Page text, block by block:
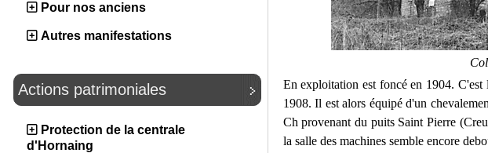
Pour nos anciens
Autres manifestations
Actions patrimoniales
Protection de la centrale
d'Hornaing
En exploitation est foncé en 1904. C'est
1908. Il est alors équipé d'un
Ch provenant du puits Saint Pierre
la salle des machines semble encore